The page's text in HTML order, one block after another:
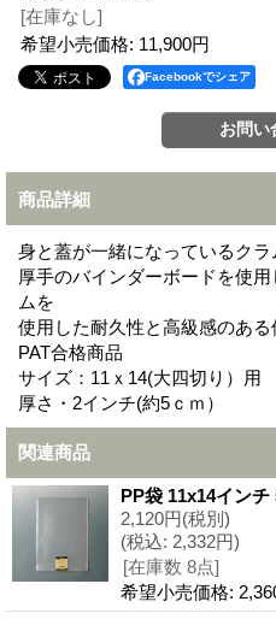
[在庫なし]
希望小売価格: 11,900円
Facebookでシェア
商品詳細
身と蓋が一緒になっているク
厚手のバインダーボードを使
ムを
使用した耐久性と高級感のある
PAT合格商品
サイズ：11ｘ14(大四切り）用
厚さ・2インチ(約5ｃｍ）
関連商品
PP袋 11x14インチ
2,120円(税別)
(税込: 2,332円)
[在庫数 8点]
希望小売価格: